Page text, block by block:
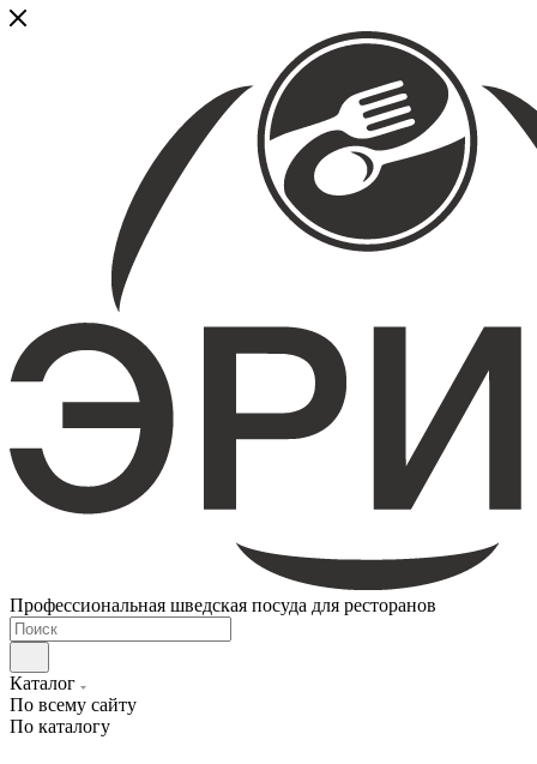
Профессиональная шведская посуда для ресторанов
Каталог
По всему сайту
По каталогу